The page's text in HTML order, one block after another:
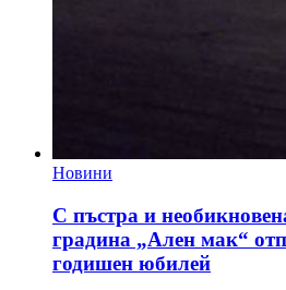
Новини
С пъстра и
градина „Ален мак“
годишен юбилей